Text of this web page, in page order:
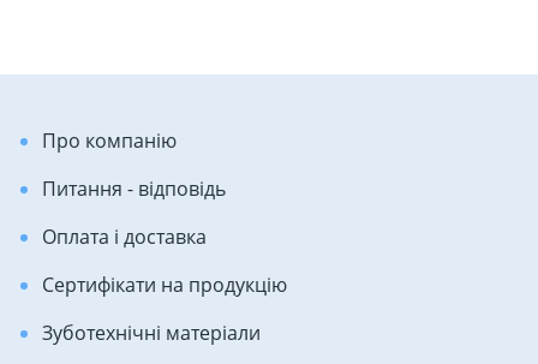
Про компанію
Питання - відповідь
Оплата і доставка
Сертифікати на продукцію
Зуботехнічні матеріали